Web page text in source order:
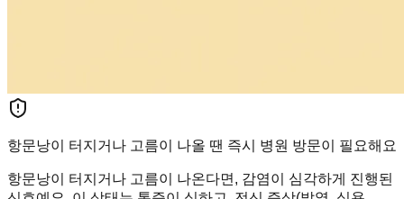
항문낭이 터지거나 고름이 나올 땐 즉시 병원 방문이 필요해요
항문낭이 터지거나 고름이 나온다면, 감염이 심각하게 진행된